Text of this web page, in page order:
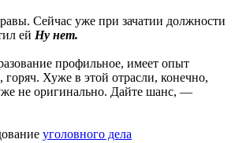
Сейчас уже при зачатии должности
ей Ну нет.
профильное, имеет опыт
Хуже в этой отрасли, конечно,
не оригинально. Дайте шанс, —
уголовного дела